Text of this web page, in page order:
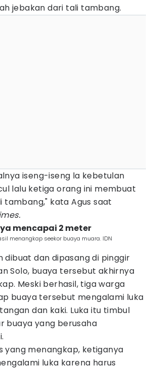
jebakan dari tali tambang.
iseng-iseng la kebetulan
lalu ketiga orang ini membuat
tambang," kata Agus saat
mencapai 2 meter
menangkap seekor buaya muara. IDN
dibuat dan dipasang di pinggir
Solo, buaya tersebut akhirnya
Meski berhasil, tiga warga
buaya tersebut mengalami luka
dan kaki. Luka itu timbul
buaya yang berusaha
yang menangkap, ketiganya
luka karena harus